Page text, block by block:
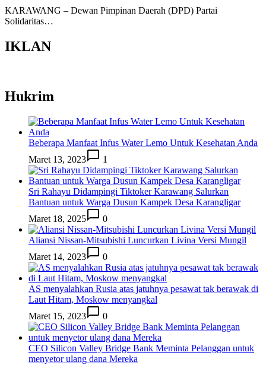
KARAWANG – Dewan Pimpinan Daerah (DPD) Partai
Solidaritas…
IKLAN
Hukrim
Beberapa Manfaat Infus Water Lemo Untuk Kesehatan Anda
Maret 13, 2023
1
Sri Rahayu Didampingi Tiktoker Karawang Salurkan
Bantuan untuk Warga Dusun Kampek Desa Karangligar
Maret 18, 2025
0
Aliansi Nissan-Mitsubishi Luncurkan Livina Versi Mungil
Maret 14, 2023
0
AS menyalahkan Rusia atas jatuhnya pesawat tak berawak di
Laut Hitam, Moskow menyangkal
Maret 15, 2023
0
CEO Silicon Valley Bridge Bank Meminta Pelanggan untuk
menyetor ulang dana Mereka